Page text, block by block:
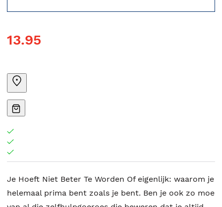
13.95
Je Hoeft Niet Beter Te Worden Of eigenlijk: waarom je
helemaal prima bent zoals je bent. Ben je ook zo moe